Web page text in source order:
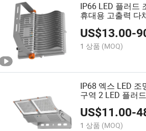
IP66 LED 플러드
휴대용 고출력 다
US$13.00-
1 상품 (MOQ)
IP68 엑스 LED 조
구역 2 LED 플러
US$11.00-
1 상품 (MOQ)